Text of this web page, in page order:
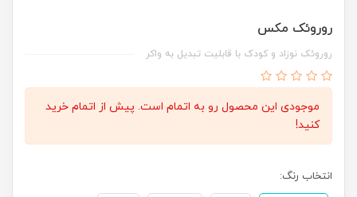
روروئک مکس
روروئک نوزاد و کودک با قابلیت تبدیل به واکر
موجودی این محصول رو به اتمام است. پیش از اتمام خرید
کنید!
انتخاب رنگ: